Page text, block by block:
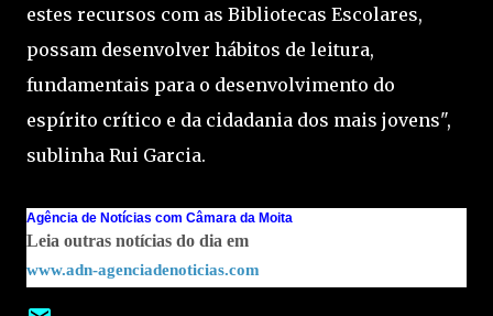
estes recursos com as Bibliotecas Escolares,
possam desenvolver hábitos de leitura,
fundamentais para o desenvolvimento do
espírito crítico e da cidadania dos mais jovens",
sublinha Rui Garcia.
Agência de Notícias com Câmara da Moita
Leia outras notícias do dia em
www.adn-agenciadenoticias.com